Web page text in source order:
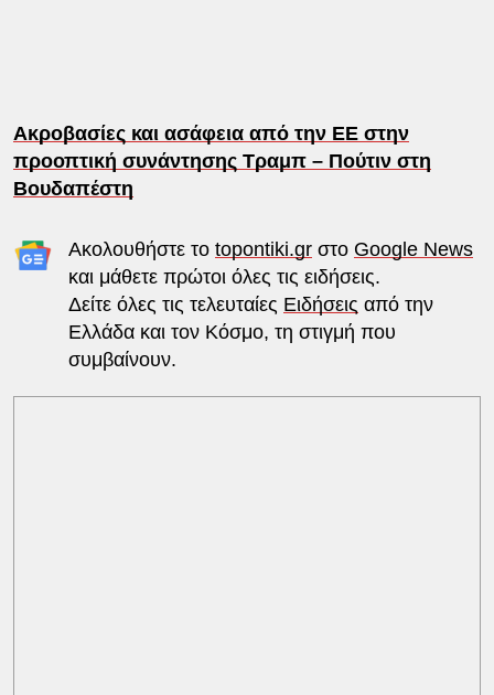
Ακροβασίες και ασάφεια από την ΕΕ στην
προοπτική συνάντησης Τραμπ – Πούτιν στη
Βουδαπέστη
Ακολουθήστε το topontiki.grστο Google News
και μάθετε πρώτοι όλες τις ειδήσεις.
Δείτε όλες τις τελευταίες Ειδήσεις από την
Ελλάδα και τον Κόσμο, τη στιγμή που
συμβαίνουν.